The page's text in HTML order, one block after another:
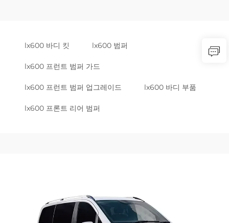
lx600 바디 킷 lx600 범퍼
lx600 프런트 범퍼 가드
lx600 프런트 범퍼 업그레이드 lx600 바디 부품
lx600 프론트 리어 범퍼